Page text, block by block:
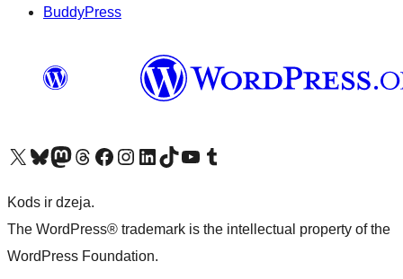
BuddyPress
Apmeklējiet mūsu X (agrāk Twitter) kontu
Apmeklējiet mūsu Bluesky kontu
Apmeklējiet mūsu Mastodon kontu
Apmeklējiet mūsu Threads kontu
Apmeklējiet mūsu Facebook lapuApmeklējiet mūsu Instagram kontu
Apmeklējiet mūsu LinkedIn kontu
Apmeklējiet mūsu TikTok kontu
Apmeklējiet mūsu YouTube kanālu
Apmeklējiet mūsu Tumblr kontu
Kods ir dzeja.
The WordPress® trademark is the intellectual property of the
WordPress Foundation.